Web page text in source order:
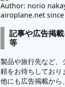
Author: norio
airoplane.net since
記事や広告掲
等
製品や旅行先など、
頼をお待ちしており
他にも広告掲載から